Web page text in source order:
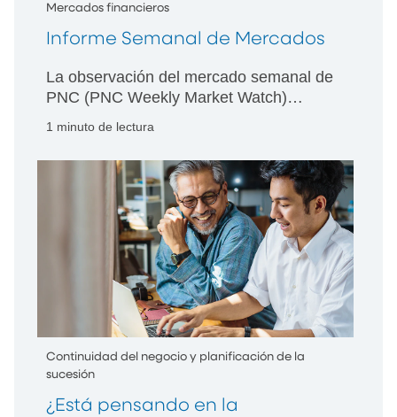
Mercados financieros
Informe Semanal de Mercados
La observación del mercado semanal de
PNC (PNC Weekly Market Watch)
anterior y fue diseñada para brindar la
perspectiva de PNC con respecto a los
acontecimientos tanto del mercado
estadounidense como de los mercados
internacionales.
1 minuto de lectura
Continuidad del negocio y planificación de la
sucesión
¿Está pensando en la